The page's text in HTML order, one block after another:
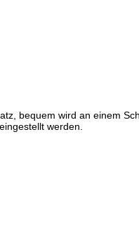
bequem wird an einem
werden.